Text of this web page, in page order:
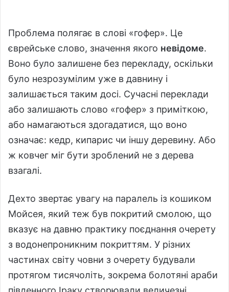
Проблема полягає в слові «гофер». Це
єврейське слово, значення якого невідоме.
Воно було залишене без перекладу, оскільки
було незрозумілим уже в давнину і
залишається таким досі. Сучасні переклади
або залишають слово «гофер» з приміткою,
або намагаються здогадатися, що воно
означає: кедр, кипарис чи іншу деревину. Або
ж ковчег міг бути зроблений не з дерева
взагалі.
Дехто звертає увагу на паралель із кошиком
Мойсея, який теж був покритий смолою, що
вказує на давню практику поєднання очерету
з водонепроникним покриттям. У різних
частинах світу човни з очерету будували
протягом тисячоліть, зокрема болотяні араби